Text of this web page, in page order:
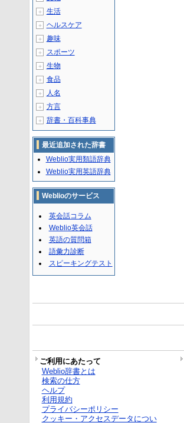
＋ 生活
＋ ヘルスケア
＋ 趣味
＋ スポーツ
＋ 生物
＋ 食品
＋ 人名
＋ 方言
＋ 辞書・百科事典
最近追加された辞書
Weblio実用類語辞典
Weblio実用英語辞典
Weblioのサービス
英会話コラム
Weblio英会話
英語の質問箱
語彙力診断
スピーキングテスト
ご利用にあたって
Weblio辞書とは
検索の仕方
ヘルプ
利用規約
プライバシーポリシー
クッキー・アクセスデータについ